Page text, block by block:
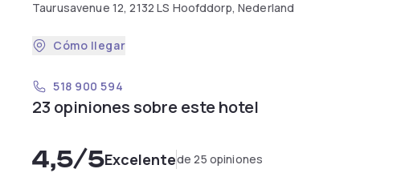
Taurusavenue 12, 2132 LS Hoofddorp, Nederland
Cómo llegar
518 900 594
23 opiniones sobre este hotel
4,5/5Excelentede 25 opiniones